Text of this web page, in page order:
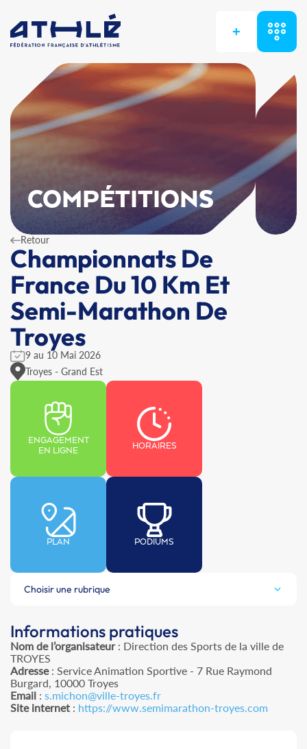
+
COMPÉTITIONS
Retour
Championnats De
France Du 10 Km Et
Semi-Marathon De
Troyes
9 au 10 Mai 2026
Troyes - Grand Est
ENGAGEMENT
EN LIGNE
HORAIRES
PLAN PODIUMS
Choisir une rubrique
Informations pratiques
Nom de l’organisateur: Direction des Sports de la ville de
TROYES
Adresse: Service Animation Sportive - 7 Rue Raymond
Burgard, 10000 Troyes
Email : s.michon@ville-troyes.fr
Site internet : https://www.semimarathon-troyes.com